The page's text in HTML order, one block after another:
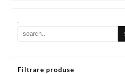
.
Filtrare produse